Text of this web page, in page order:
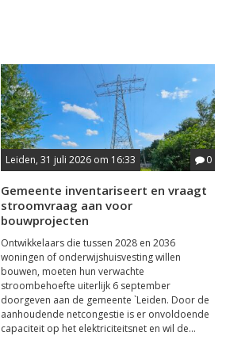
Leiden, 31 juli 2026 om 16:33 0
Gemeente inventariseert en vraagt
stroomvraag aan voor
bouwprojecten
Ontwikkelaars die tussen 2028 en 2036
woningen of onderwijshuisvesting willen
bouwen, moeten hun verwachte
stroombehoefte uiterlijk 6 september
doorgeven aan de gemeente `Leiden. Door de
aanhoudende netcongestie is er onvoldoende
capaciteit op het elektriciteitsnet en wil de...